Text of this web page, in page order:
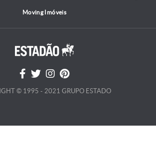
Moving Imóveis
© 1995 - 2021 GRUPO ESTADO